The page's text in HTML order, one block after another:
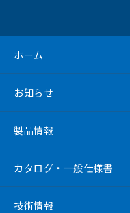
ホーム
お知らせ
製品情報
カタログ・一般仕様書
技術情報